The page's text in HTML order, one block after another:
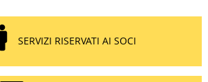
SERVIZI RISERVATI AI SOCI